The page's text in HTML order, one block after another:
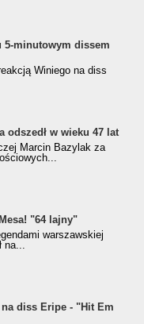
5-minutowym dissem
Winiego na diss
odszedł w wieku 47 lat
Marcin Bazylak za
"64 lajny"
warszawskiej
na diss Eripe - "Hit Em